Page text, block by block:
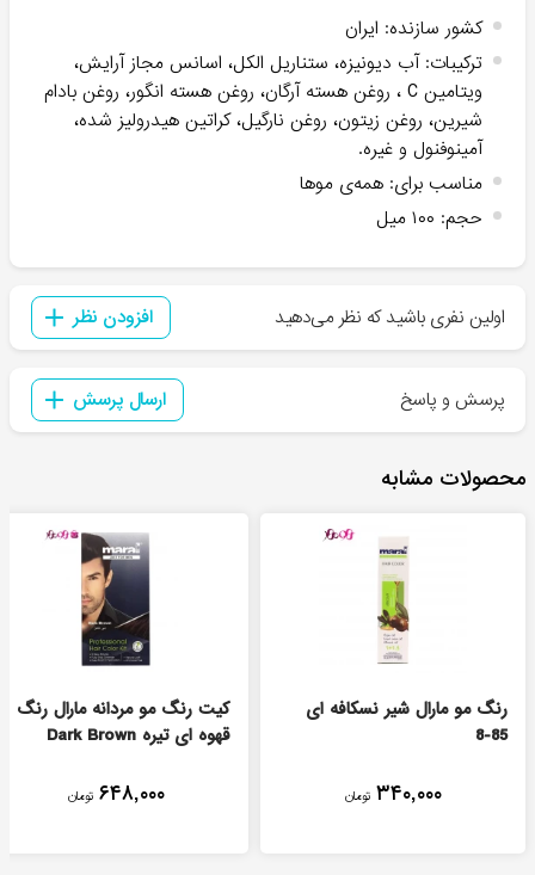
کشور سازنده: ایران
ترکیبات:آب دیونیزه، ستناریل الکل، اسانس مجاز آرایش،
ویتامین C ، روغن هسته آرگان، روغن هسته انگور، روغن بادام
شیرین، روغن زیتون، روغن نارگیل، کراتین هیدرولیز شده،
آمینوفنول و غیره.
مناسب برای: همه‌ی موها
حجم: ۱۰۰ میل
اولین نفری باشید که نظر می‌دهید افزودن نظر
پرسش و پاسخ ارسال پرسش
محصولات مشابه
رنگ مو مارال شیر نسکافه ای
85-8
۳۴۰,۰۰۰ تومان
کیت رنگ مو مردانه مارال رنگ
قهوه ای تیره Dark Brown
۶۴۸,۰۰۰ تومان